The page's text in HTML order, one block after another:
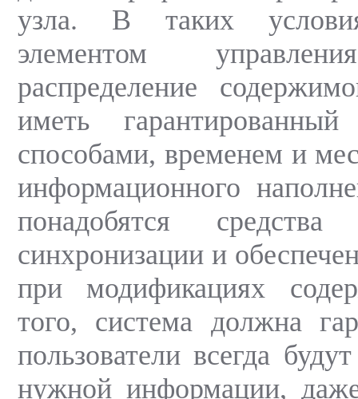
узла. В таких
элементом
распределение
иметь
способами, временем и
информационного
понадобятся средства
синхронизации и
при модификациях
того, система должна
пользователи всегда
нужной информации,